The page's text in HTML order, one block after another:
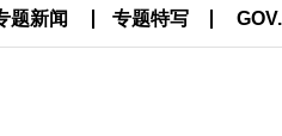
题新闻 专题特写